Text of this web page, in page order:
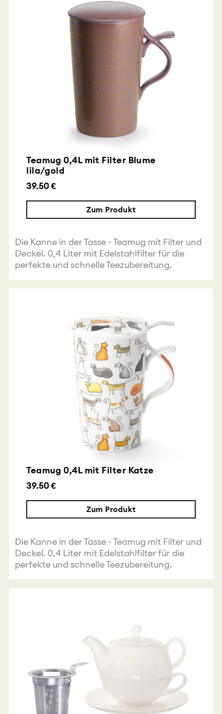
Teamug 0,4L mit Filter Blume
lila/gold
39.50 €
Zum Produkt
Die Kanne in der Tasse - Teamug mit Filter und
Deckel. 0,4 Liter mit Edelstahlfilter für die
perfekte und schnelle Teezubereitung.
Teamug 0,4L mit Filter Katze
39.50 €
Zum Produkt
Die Kanne in der Tasse - Teamug mit Filter und
Deckel. 0,4 Liter mit Edelstahlfilter für die
perfekte und schnelle Teezubereitung.